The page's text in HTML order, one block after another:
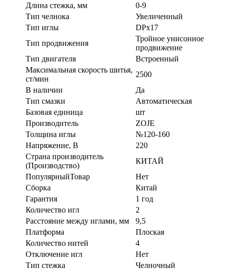
Длина стежка, мм
0-9
Тип челнока
Увеличенный
Тип иглы
DPx17
Тип продвижения
Тройное унисонное
продвижение
Тип двигателя
Встроенный
Максимальная скорость шитья,
ст/мин
2500
В наличии
Да
Тип смазки
Автоматическая
Базовая единица
шт
Производитель
ZOJE
Толщина иглы
№120-160
Напряжение, В
220
Страна производитель
(Производство)
КИТАЙ
ПопулярныйТовар
Нет
Сборка
Китай
Гарантия
1 год
Количество игл
2
Расстояние между иглами, мм
9,5
Платформа
Плоская
Количество нитей
4
Отключение игл
Нет
Тип стежка
Челночный